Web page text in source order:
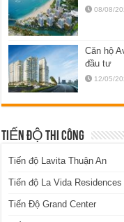
08/08/
Căn hộ
đầu tư
12/05/
TIẾN ĐỘ THI CÔNG
Tiến độ Lavita Thuận An
Tiến độ La Vida Residences
Tiến Độ Grand Center